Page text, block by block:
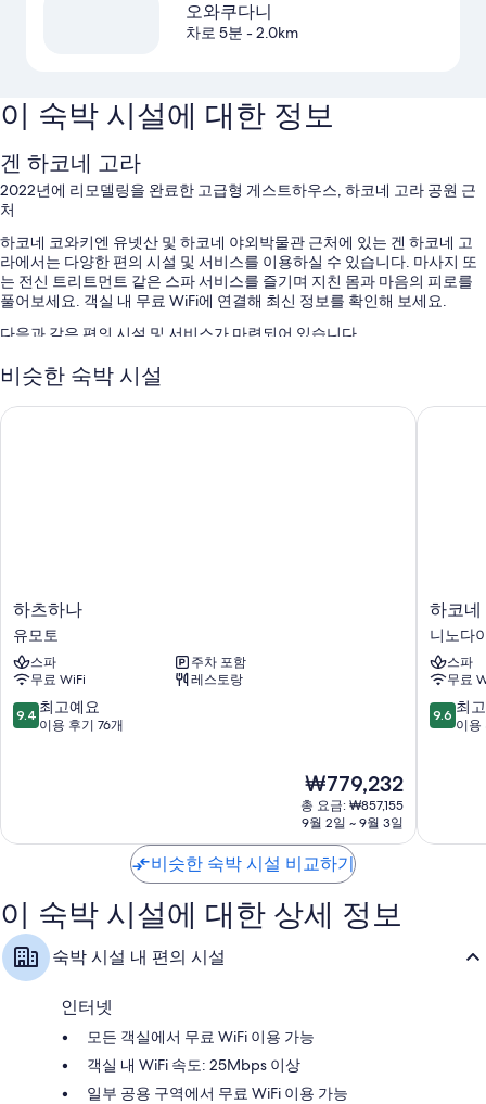
오와쿠다니
차로 5분 - 2.0km
이 숙박 시설에 대한 정보
겐 하코네 고라
2022년에 리모델링을 완료한 고급형 게스트하우스, 하코네 고라 공원 근
처
하코네 코와키엔 유넷산 및 하코네 야외박물관 근처에 있는 겐 하코네 고
라에서는 다양한 편의 시설 및 서비스를 이용하실 수 있습니다. 마사지 또
는 전신 트리트먼트 같은 스파 서비스를 즐기며 지친 몸과 마음의 피로를
풀어보세요. 객실 내 무료 WiFi에 연결해 최신 정보를 확인해 보세요.
다음과 같은 편의 시설 및 서비스가 마련되어 있습니다.
셀프 주차 및 주차 대행 무료
광천수 욕조, 레인폴 샤워기 및 고급 세면용품
55인치 LCD TV - 넷플릭스, 훌루 및 스트리밍 서비스 이용 가능
옷장 또는 벽장, 별도의 좌석 공간 및 미니 냉장고
비슷한 숙박 시설
하
츠
하
나
유
모
토
하츠하나
유모토
스파
주차 포함
무료 WiFi
레스토랑
10
점
최
요,
이
용
후
기
9.4 최고예요
이용 후기 76개
현
재
요
₩779,232
₩779,232
총 요금: ₩857,155
9월 2일 ~ 9월 3일
하츠하나
하
코
네
고
와
키
엔
이
하코
니노다
스파
무료
10
점
최
9.6 최
이용
하코네
비슷한 숙박 시설 비교하기
이 숙박 시설에 대한 상세 정보
숙박 시설 내 편의 시설
인터넷
모든 객실에서 무료 WiFi 이용 가능
객실 내 WiFi 속도: 25Mbps 이상
일부 공용 구역에서 무료 WiFi 이용 가능